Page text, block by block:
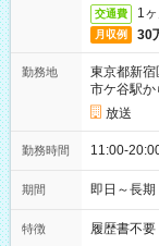
交通費 1
月収例 30
勤務地
東京都新宿
市ケ谷駅
放送
勤務時間 11:00-
期間 即日～長
特徴 履歴書不要